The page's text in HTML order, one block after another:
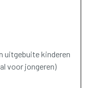
uitgebuite kinderen
voor jongeren)